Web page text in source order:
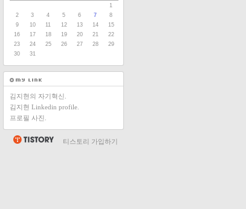
1
2
3 4 5 6 7
8
9
10 11 12 13 14
15
16
17 18 19 20 21
22
23
24 25 26 27 28
29
30
31
김지현의 자기혁신.
김지현 Linkedin profile.
프로필 사진.
티스토리 가입하기